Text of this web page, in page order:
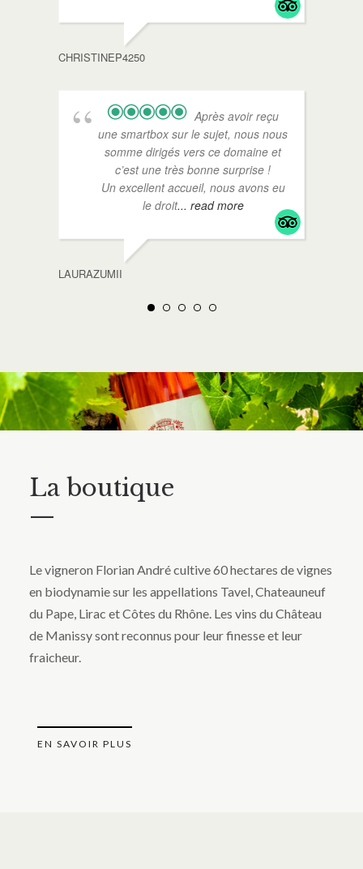
CHRISTINEP4250
Après avoir reçu
une smartbox sur le sujet, nous nous
somme dirigés vers ce domaine et
c’est une très bonne surprise !
Un excellent accueil, nous avons eu
le droit... read more
LAURAZUMII
La boutique
—
Le vigneron Florian André cultive 60 hectares de vignes
en biodynamie sur les appellations Tavel, Chateauneuf
du Pape, Lirac et Côtes du Rhône. Les vins du Château
de Manissy sont reconnus pour leur finesse et leur
fraicheur.
EN SAVOIR PLUS